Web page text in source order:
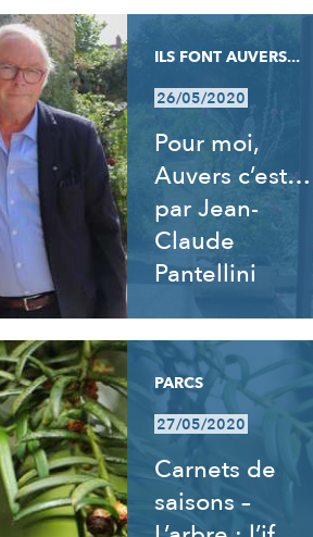
ILS FONT AUVERS...
26/05/2020
Pour moi,
Auvers c’est…
par Jean-
Claude
Pantellini
PARCS
27/05/2020
Carnets de
saisons –